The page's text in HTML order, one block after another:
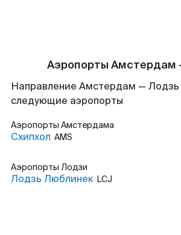
Аэропорты Амстердам
Направление Амстердам —
следующие аэропорты
Аэропорты Амстердама
Схипхол AMS
Аэропорты Лодзи
Лодзь Люблинек LCJ